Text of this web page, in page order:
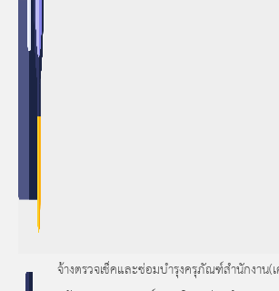
จ้างตรวจเช็คและซ่อมบำรุงครุภัณฑ์สำนักงาน(